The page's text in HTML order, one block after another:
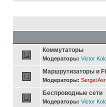
Коммутаторы
Модераторы: Victor
Маршрутизаторы и
Модераторы: Sergei
Беспроводные сети
Модераторы: Victor